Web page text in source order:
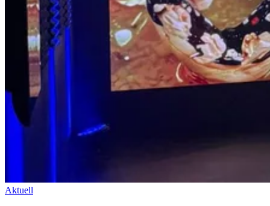
Aktuell